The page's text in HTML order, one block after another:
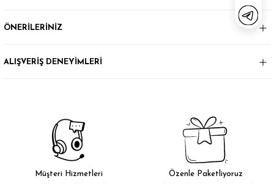
ÖNERİLERİNİZ
ALIŞVERİŞ DENEYİMLERİ
Müşteri Hizmetleri Özenle Paketliyoruz